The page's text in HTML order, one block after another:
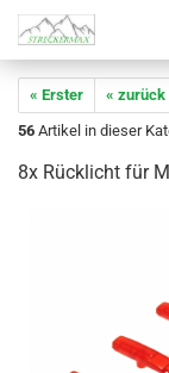
« Erster « zurück
56 Artikel in dieser
8x Rücklicht für